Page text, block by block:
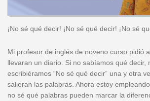
¡No sé qué decir! ¡No sé qué decir! ¡No sé
Mi profesor de inglés de noveno curso pidió
llevaran un diario. Si no sabíamos qué decir,
escribiéramos “No sé qué decir” una y otra
salieran las palabras. Ahora estoy
no sé qué palabras pueden marcar la